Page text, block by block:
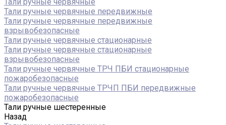
Тали ручные червячные передвижные
Тали ручные червячные передвижные
взрывобезопасные
Тали ручные червячные стационарные
Тали ручные червячные стационарные
взрывобезопасные
Тали ручные червячные ТРЧ ПБИ стационарные
пожаробезопасные
Тали ручные червячные ТРЧП ПБИ передвижные
пожаробезопасные
Тали ручные шестеренные
Назад